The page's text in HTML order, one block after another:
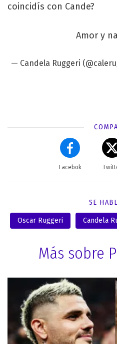
coincidís con Cande?
Amor y
— Candela Ruggeri
Facebok
SE
Oscar Ruggeri Candela
Más sobre